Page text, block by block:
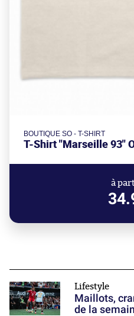
BOUTIQUE SO - T-SHIRT
T-Shirt "Marseille 93"
à
Lifestyle
Maillots,
de la